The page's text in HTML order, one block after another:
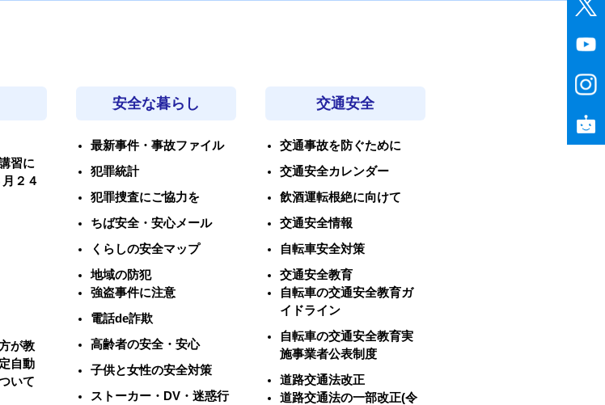
習に
２４
が教
自動
いて
安全な暮らし
最新事件・事故ファイル
犯罪統計
犯罪捜査にご協力を
ちば安全・安心メール
くらしの安全マップ
地域の防犯
強盗事件に注意
電話de詐欺
高齢者の安全・安心
子供と女性の安全対策
ストーカー・DV・迷惑行
交通安全
交通事故を防ぐために
交通安全カレンダー
飲酒運転根絶に向けて
交通安全情報
自転車安全対策
交通安全教育
自転車の交通安全教育ガ
イドライン
自転車の交通安全教育実
施事業者公表制度
道路交通法改正
道路交通法の一部改正(令